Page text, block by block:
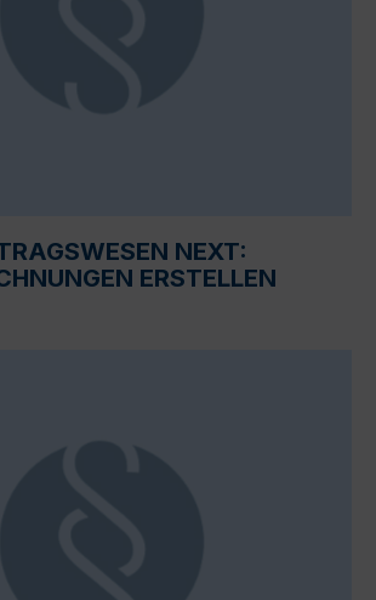
NEXT:
ERSTELLEN